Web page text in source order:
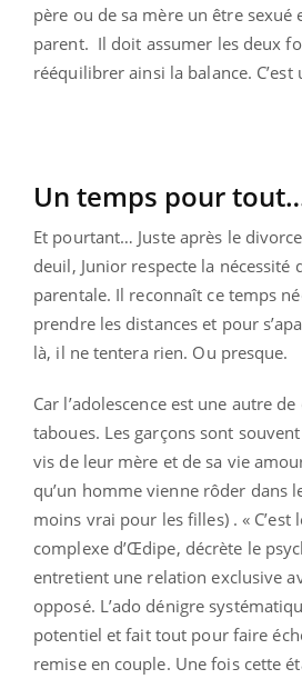
père ou de sa mère un être sexué
parent. Il doit assumer les deux
rééquilibrer ainsi la balance. C’est
Un temps pour
Et pourtant… Juste après le
deuil, Junior respecte la nécessité
parentale. Il reconnaît ce temps
prendre les distances et pour
là, il ne tentera rien. Ou presque.
Car l’adolescence est une autre
taboues. Les garçons sont
vis de leur mère et de sa vie
qu’un homme vienne rôder dans
moins vrai pour les filles) . « C’est
complexe d’Œdipe, décrète le
entretient une relation exclusive
opposé. L’ado dénigre
potentiel et fait tout pour faire
remise en couple. Une fois cette